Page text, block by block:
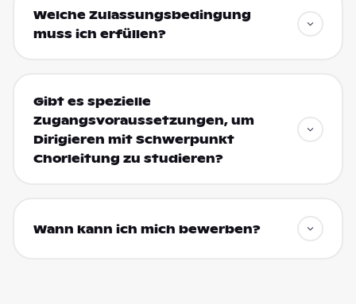
Welche Zulassungsbedingung
muss ich erfüllen?
Gibt es spezielle
Zugangsvoraussetzungen, um
Dirigieren mit Schwerpunkt
Chorleitung zu studieren?
Wann kann ich mich bewerben?